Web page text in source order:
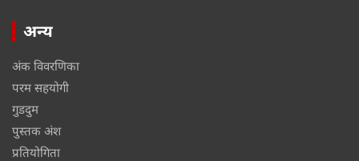
अन्य
अंक विवरणिका
परम सहयोगी
गुडदुम
पुस्तक अंश
प्रतियोगिता